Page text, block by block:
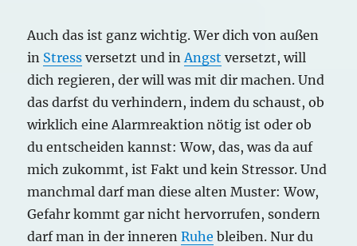
Auch das ist ganz wichtig. Wer dich von außen
in Stress versetzt und inAngst versetzt, will
dich regieren, der will was mit dir machen. Und
das darfst du verhindern, indem du schaust, ob
wirklich eine Alarmreaktion nötig ist oder ob
du entscheiden kannst: Wow, das, was da auf
mich zukommt, ist Fakt und kein Stressor. Und
manchmal darf man diese alten Muster: Wow,
Gefahr kommt gar nicht hervorrufen, sondern
darf man in der innerenRuhe bleiben. Nur du